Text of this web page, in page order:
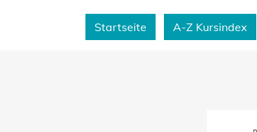
Startseite A-Z Kursindex